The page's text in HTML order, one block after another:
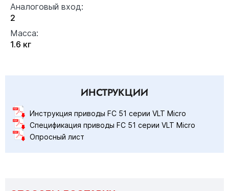
Аналоговый вход:
2
Масса:
1.6 кг
ИНСТРУКЦИИ
Инструкция приводы FC 51 серии VLT Micro
Спецификация приводы FC 51 серии VLT Micro
Опросный лист